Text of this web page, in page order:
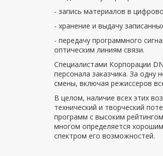
- запись материалов в
- хранение и выдачу
- передачу программного
оптическим линиям связи.
Специалистами Корпорации
персонала заказчика. За
смены, включая режиссеров
В целом, наличие всех этих
технический и творческий
программ с высоким
многом определяется
спектром его возможностей.